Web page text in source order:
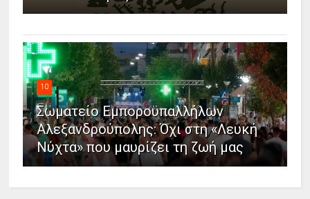
10
Σωματείο Εμποροϋπαλλήλων
Αλεξανδρούπολης: Όχι στη «Λευκή
Νύχτα» που μαυρίζει τη ζωή μας